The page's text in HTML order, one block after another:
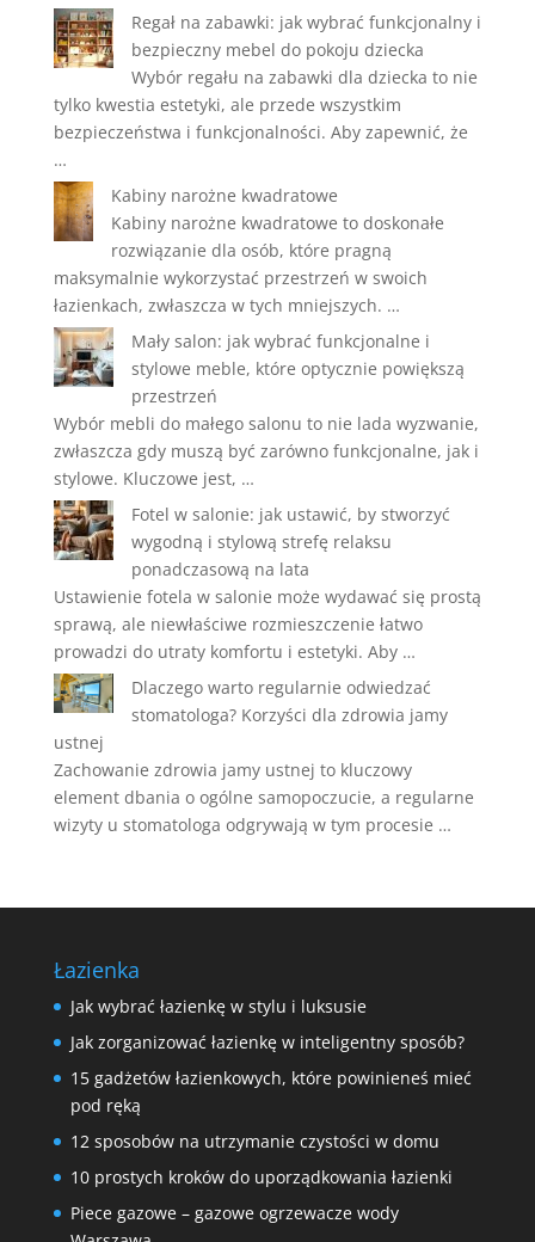
Regał na zabawki: jak wybrać funkcjonalny i
bezpieczny mebel do pokoju dziecka
Wybór regału na zabawki dla dziecka to nie
tylko kwestia estetyki, ale przede wszystkim
bezpieczeństwa i funkcjonalności. Aby zapewnić, że
…
Kabiny narożne kwadratowe
Kabiny narożne kwadratowe to doskonałe
rozwiązanie dla osób, które pragną
maksymalnie wykorzystać przestrzeń w swoich
łazienkach, zwłaszcza w tych mniejszych. …
Mały salon: jak wybrać funkcjonalne i
stylowe meble, które optycznie powiększą
przestrzeń
Wybór mebli do małego salonu to nie lada wyzwanie,
zwłaszcza gdy muszą być zarówno funkcjonalne, jak i
stylowe. Kluczowe jest, …
Fotel w salonie: jak ustawić, by stworzyć
wygodną i stylową strefę relaksu
ponadczasową na lata
Ustawienie fotela w salonie może wydawać się prostą
sprawą, ale niewłaściwe rozmieszczenie łatwo
prowadzi do utraty komfortu i estetyki. Aby …
Dlaczego warto regularnie odwiedzać
stomatologa? Korzyści dla zdrowia jamy
ustnej
Zachowanie zdrowia jamy ustnej to kluczowy
element dbania o ogólne samopoczucie, a regularne
wizyty u stomatologa odgrywają w tym procesie …
Łazienka
Jak wybrać łazienkę w stylu i luksusie
Jak zorganizować łazienkę w inteligentny sposób?
15 gadżetów łazienkowych, które powinieneś mieć
pod ręką
12 sposobów na utrzymanie czystości w domu
10 prostych kroków do uporządkowania łazienki
Piece gazowe – gazowe ogrzewacze wody